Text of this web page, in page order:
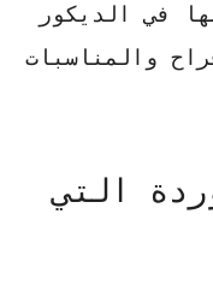
في الديكور
والمناسبات
التي